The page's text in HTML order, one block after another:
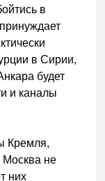
в
в Сирии,
будет
и каналы
Кремля,
Москва не
них